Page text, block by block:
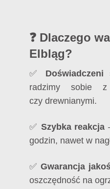
❓ Dlaczego
Elbląg?
✅ Doświadczeni
radzimy sobie
czy drewnianymi.
✅ Szybka reakcja
godzin, nawet w
✅Gwarancja
oszczędność na